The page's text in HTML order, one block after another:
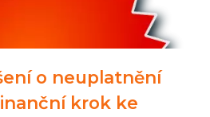
o neuplatnění
krok ke